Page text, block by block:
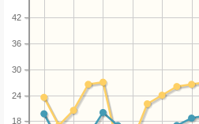
18
24
30
36
42